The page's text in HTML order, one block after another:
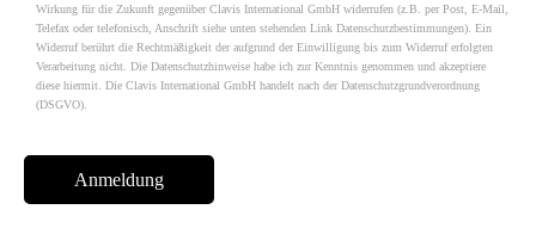
Wirkung für die Zukunft gegenüber Clavis International GmbH widerrufen (z.B. per Post, E-Mail,
Telefax oder telefonisch, Anschrift siehe unten stehenden Link Datenschutzbestimmungen). Ein
Widerruf berührt die Rechtmäßigkeit der aufgrund der Einwilligung bis zum Widerruf erfolgten
Verarbeitung nicht. Die Datenschutzhinweise habe ich zur Kenntnis genommen und akzeptiere
diese hiermit. Die Clavis International GmbH handelt nach der Datenschutzgrundverordnung
(DSGVO).